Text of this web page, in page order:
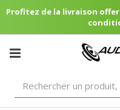
Profitez de la livraison